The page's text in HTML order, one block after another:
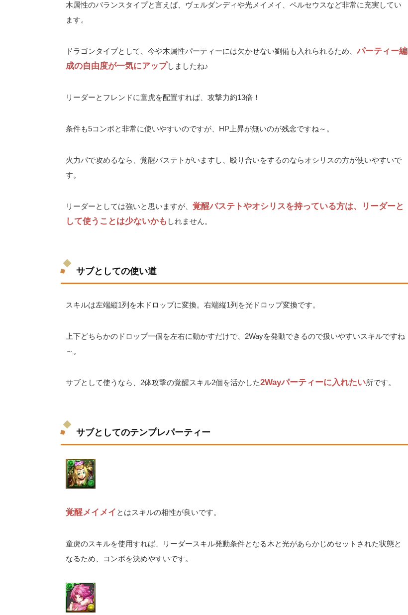
木属性のバランスタイプと言えば、ヴェルダンディや光メイメイ、ペルセウスなど非常に充実してい
ます。
ドラゴンタイプとして、今や木属性パーティーには欠かせない劉備も入れられるため、 パーティー編
成の自由度が一気にアップしましたね♪
リーダーとフレンドに童虎を配置すれば、攻撃力約13倍！
条件も5コンボと非常に使いやすいのですが、HP上昇が無いのが残念ですね～。
火力パで攻めるなら、覚醒バステトがいますし、殴り合いをするのならオシリスの方が使いやすいで
す。
リーダーとしては強いと思いますが、 覚醒バステトやオシリスを持っている方は、リーダーと
して使うことは少ないかも しれません。
サブとしての使い道
スキルは左端縦1列を木ドロップに変換。右端縦1列を光ドロップ変換です。
上下どちらかのドロップ一個を左右に動かすだけで、2Wayを発動できるので扱いやすいスキルですね
～。
サブとして使うなら、2体攻撃の覚醒スキル2個を活かした2Wayパーティーに入れたい所です。
サブとしてのテンプレパーティー
覚醒メイメイ とはスキルの相性が良いです。
童虎のスキルを使用すれば、リーダースキル発動条件となる木と光があらかじめセットされた状態と
なるため、コンボを決めやすいです。